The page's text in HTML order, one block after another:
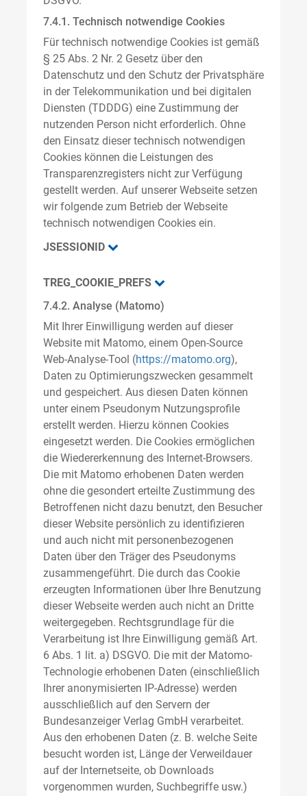
7.4.1. Technisch notwendige Cookies
Für technisch notwendige Cookies ist gemäß
§ 25 Abs. 2 Nr. 2 Gesetz über den
Datenschutz und den Schutz der Privatsphäre
in der Telekommunikation und bei digitalen
Diensten (TDDDG) eine Zustimmung der
nutzenden Person nicht erforderlich. Ohne
den Einsatz dieser technisch notwendigen
Cookies können die Leistungen des
Transparenzregisters nicht zur Verfügung
gestellt werden. Auf unserer Webseite setzen
wir folgende zum Betrieb der Webseite
technisch notwendigen Cookies ein.
JSESSIONID
TREG_COOKIE_PREFS
7.4.2. Analyse (Matomo)
Mit Ihrer Einwilligung werden auf dieser
Website mit Matomo, einem Open-Source
Web-Analyse-Tool (https://matomo.org),
Daten zu Optimierungszwecken gesammelt
und gespeichert. Aus diesen Daten können
unter einem Pseudonym Nutzungsprofile
erstellt werden. Hierzu können Cookies
eingesetzt werden. Die Cookies ermöglichen
die Wiedererkennung des Internet-Browsers.
Die mit Matomo erhobenen Daten werden
ohne die gesondert erteilte Zustimmung des
Betroffenen nicht dazu benutzt, den Besucher
dieser Website persönlich zu identifizieren
und auch nicht mit personenbezogenen
Daten über den Träger des Pseudonyms
zusammengeführt. Die durch das Cookie
erzeugten Informationen über Ihre Benutzung
dieser Webseite werden auch nicht an Dritte
weitergegeben. Rechtsgrundlage für die
Verarbeitung ist Ihre Einwilligung gemäß Art.
6 Abs. 1 lit. a) DSGVO. Die mit der Matomo-
Technologie erhobenen Daten (einschließlich
Ihrer anonymisierten IP-Adresse) werden
ausschließlich auf den Servern der
Bundesanzeiger Verlag GmbH verarbeitet.
Aus den erhobenen Daten (z. B. welche Seite
besucht worden ist, Länge der Verweildauer
auf der Internetseite, ob Downloads
vorgenommen wurden, Suchbegriffe usw.)